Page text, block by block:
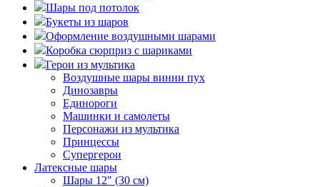
Шары под потолок
Букеты из шаров
Оформление воздушными шарами
Коробка сюрприз с шариками
Герои из мультика
Воздушные шары винни пух
Динозавры
Единороги
Машинки и самолеты
Персонажи из мультика
Принцессы
Супергерои
Латексные шары
Шары 12" (30 см)